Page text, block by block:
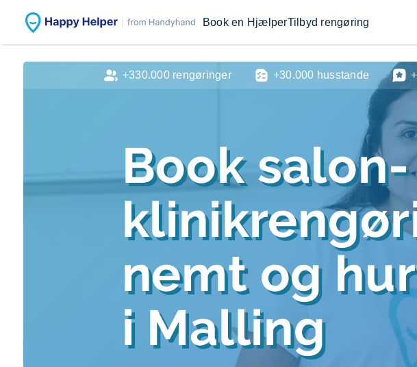
Book en HjælperTilbyd rengøring
Book
nemt og
i Malling
+330.000 rengøringer +30.000 husstande